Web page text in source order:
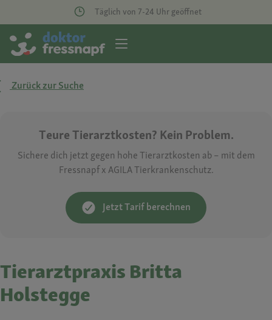
Täglich von 7-24 Uhr geöffnet
Zurück zur Suche
Teure Tierarztkosten? Kein Problem.
Sichere dich jetzt gegen hohe Tierarztkosten ab – mit dem
Fressnapf x AGILA Tierkrankenschutz.
Jetzt Tarif berechnen
Tierarztpraxis Britta
Holstegge